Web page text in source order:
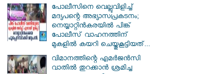
പോലീസിനെ വെല്ലുവിളിച്ച്
മദ്യപന്റെ അഭ്യാസപ്രകടനം;
നെയ്യാറ്റിൻകരയിൽ പിങ്ക്
പോലീസ് വാഹനത്തിന്
മുകളിൽ കയറി ചെയ്തുകൂട്ടിയത്...
വിമാനത്തിന്റെ എമർജൻസി
വാതിൽ തുറക്കാൻ ശ്രമിച്ച